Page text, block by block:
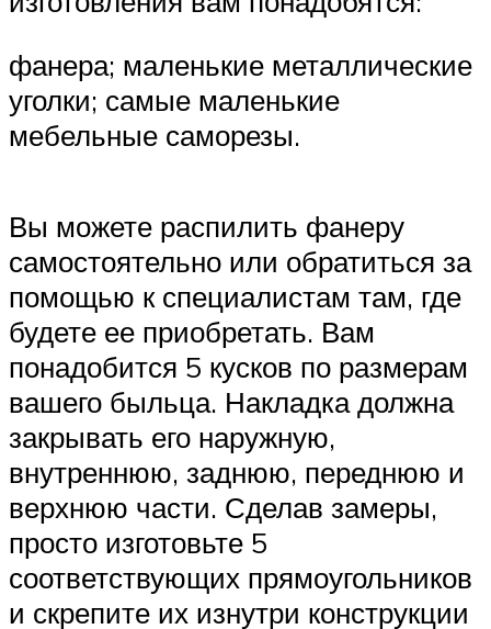
фанера; маленькие металлические
уголки; самые маленькие
мебельные саморезы.
Вы можете распилить фанеру
самостоятельно или обратиться за
помощью к специалистам там, где
будете ее приобретать. Вам
понадобится 5 кусков по размерам
вашего быльца. Накладка должна
закрывать его наружную,
внутреннюю, заднюю, переднюю и
верхнюю части. Сделав замеры,
просто изготовьте 5
соответствующих прямоугольников
и скрепите их изнутри конструкции